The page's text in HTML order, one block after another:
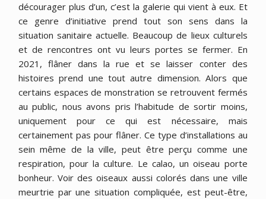
décourager plus d’un, c’est la galerie qui vient à eux. Et
ce genre d’initiative prend tout son sens dans la
situation sanitaire actuelle. Beaucoup de lieux culturels
et de rencontres ont vu leurs portes se fermer. En
2021, flâner dans la rue et se laisser conter des
histoires prend une tout autre dimension. Alors que
certains espaces de monstration se retrouvent fermés
au public, nous avons pris l’habitude de sortir moins,
uniquement pour ce qui est nécessaire, mais
certainement pas pour flâner. Ce type d’installations au
sein même de la ville, peut être perçu comme une
respiration, pour la culture. Le calao, un oiseau porte
bonheur. Voir des oiseaux aussi colorés dans une ville
meurtrie par une situation compliquée, est peut-être,